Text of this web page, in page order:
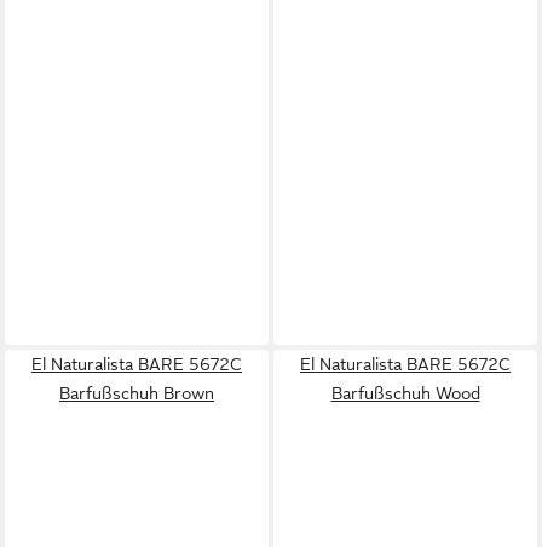
El Naturalista BARE 5672C
Barfußschuh Brown
El Naturalista BARE 5672C
Barfußschuh Wood